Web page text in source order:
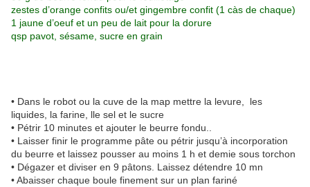
zestes d’orange confits ou/et gingembre confit (1 càs de chaque)
1 jaune d’oeuf et un peu de lait pour la dorure
qsp pavot, sésame, sucre en grain
• Dans le robot ou la cuve de la map mettre la levure, les
liquides, la farine, lle sel et le sucre
• Pétrir 10 minutes et ajouter le beurre fondu..
• Laisser finir le programme pâte ou pétrir jusqu’à incorporation
du beurre et laissez pousser au moins 1 h et demie sous torchon
• Dégazer et diviser en 9 pâtons. Laissez détendre 10 mn
• Abaisser chaque boule finement sur un plan fariné